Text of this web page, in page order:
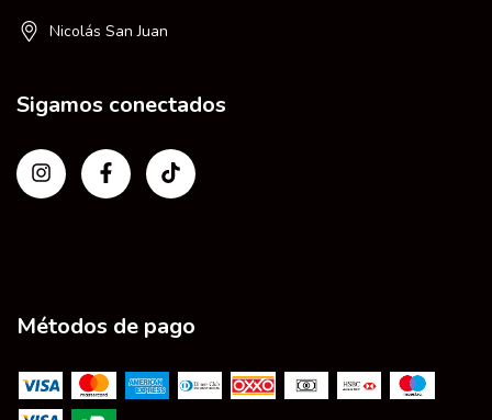
Nicolás San Juan
Sigamos conectados
Métodos de pago